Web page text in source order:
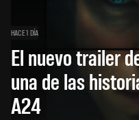
HACE 1 DÍA
El nuevo trailer
una de las
A24